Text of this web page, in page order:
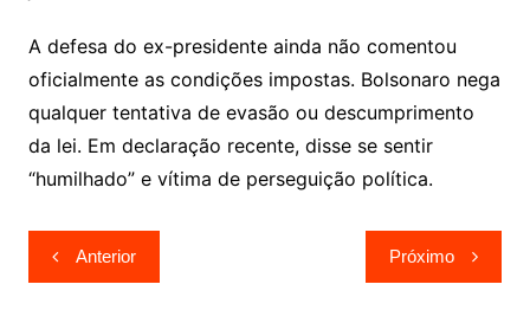
A defesa do ex-presidente ainda não comentou
oficialmente as condições impostas. Bolsonaro nega
qualquer tentativa de evasão ou descumprimento
da lei. Em declaração recente, disse se sentir
“humilhado” e vítima de perseguição política.
Navegação
de
Anterior Próximo